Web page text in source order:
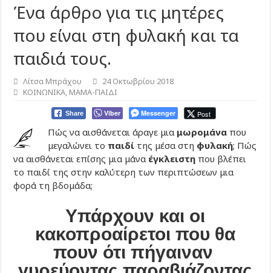
Ένα άρθρο για τις μητέρες
που είναι στη φυλακή και τα
παιδιά τους.
Λίτσα Μπράχου
24 Οκτωβρίου 2018
ΚΟΙΝΩΝΙΚΑ, ΜΑΜΑ-ΠΑΙΔΙ
Share Viber Messenger Post
Πώς να αισθάνεται άραγε μιαμωρομάνα που
μεγαλώνει το παιδί της μέσα στη φυλακή; Πώς
να αισθάνεται επίσης μια μάνα έγκλειστη που βλέπει
το παιδί της στην καλύτερη των περιπτώσεων μια
φορά τη βδομάδα;
Υπάρχουν και οι
κακοπροαίρετοι που θα
πουν ότι πήγαιναν